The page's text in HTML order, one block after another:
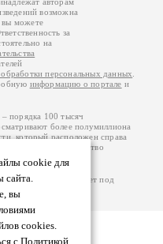
cookie для
сайта.
вы
cookies.
с Политикой
авторам
возможна
вы можете
за
на
персональных данных
информацию о портале и
порядка 100 тысяч
более полумиллиона
который расположен справа
две цифры: количество
Портал работает под